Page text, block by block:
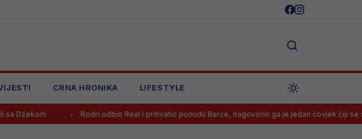
CRNA HRONIKA LIFESTYLE
Rodri odbio Real i prihvatio ponudu Barce, nagovorio ga je jedan čovjek čiji se savjet mora slušati